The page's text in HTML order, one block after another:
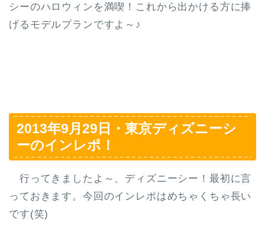
シーのハロウィンを満喫！これから出かける方に捧
げるモデルプランですよ～♪
2013年9月29日・東京ディズニーシ
ーのインレポ！
行ってきましたよ～、ディズニーシー！最初に言
っておきます。今回のインレポはめちゃくちゃ長い
です(笑)